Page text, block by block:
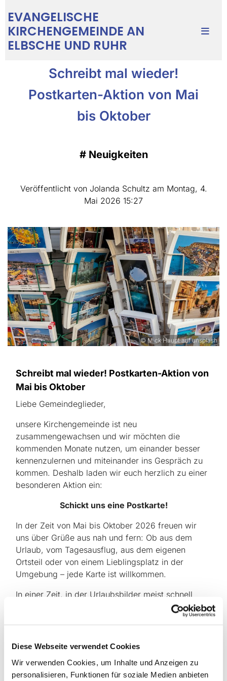
Diese Webseite verwendet Cookies
Wir verwenden Cookies, um Inhalte und Anzeigen zu
personalisieren, Funktionen für soziale Medien anbieten
EVANGELISCHE
KIRCHENGEMEINDE AN
ELBSCHE UND RUHR
Schreibt mal wieder!
Postkarten-Aktion von Mai
bis Oktober
# Neuigkeiten
Veröffentlicht von Jolanda Schultz am Montag, 4.
Mai 2026 15:27
© Mick Haupt auf unsplash
Schreibt mal wieder! Postkarten-Aktion von
Mai bis Oktober
Liebe Gemeindeglieder,
unsere Kirchengemeinde ist neu
zusammengewachsen und wir möchten die
kommenden Monate nutzen, um einander besser
kennenzulernen und miteinander ins Gespräch zu
kommen. Deshalb laden wir euch herzlich zu einer
besonderen Aktion ein:
Schickt uns eine Postkarte!
In der Zeit von Mai bis Oktober 2026 freuen wir
uns über Grüße aus nah und fern: Ob aus dem
Urlaub, vom Tagesausflug, aus dem eigenen
Ortsteil oder von einem Lieblingsplatz in der
Umgebung – jede Karte ist willkommen.
In einer Zeit, in der Urlaubsbilder meist schnell
handgeschriebene Post selten geworden ist, hat
ist persönlich, greifbar und erzählt eine kleine
Wichtig ist uns dabei: